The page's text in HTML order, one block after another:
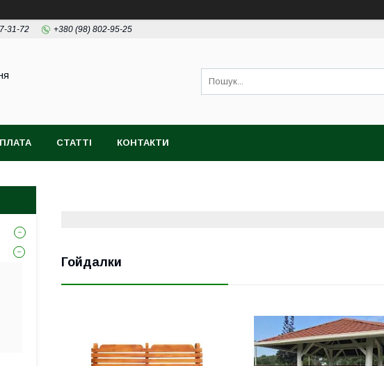
31-72 +380 (98) 802-95-25
СТАТТІ КОНТАКТИ
Гойдалки